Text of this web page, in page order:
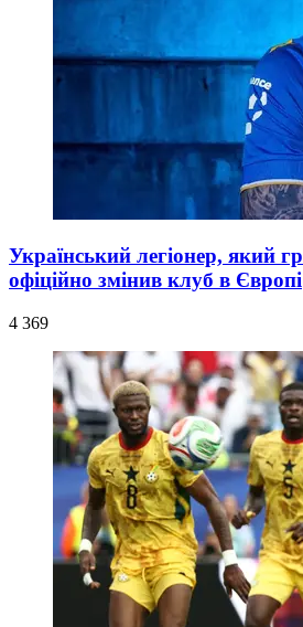
Український легіонер, який
офіційно змінив клуб в Європі
4 369